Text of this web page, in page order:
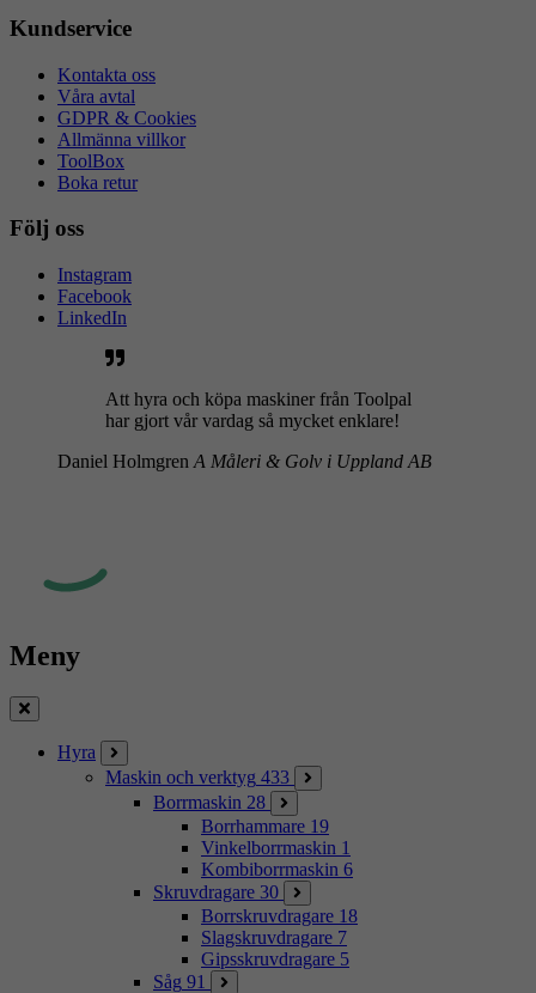
Kundservice
Kontakta oss
Våra avtal
GDPR & Cookies
Allmänna villkor
ToolBox
Boka retur
Följ oss
Instagram
Facebook
LinkedIn
Att hyra och köpa maskiner från Toolpal
har gjort vår vardag så mycket enklare!
Daniel Holmgren A Måleri & Golv i Uppland AB
Meny
Stäng
Hyra
Maskin och verktyg 433
Borrmaskin 28
Borrhammare 19
Vinkelborrmaskin 1
Kombiborrmaskin 6
Skruvdragare 30
Borrskruvdragare 18
Slagskruvdragare 7
Gipsskruvdragare 5
Såg 91